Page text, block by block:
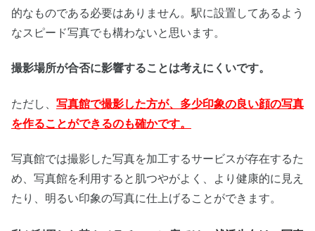
的なものである必要はありません。駅に設置してあるよう
なスピード写真でも構わないと思います。
撮影場所が合否に影響することは考えにくいです。
ただし、 写真館で撮影した方が、多少印象の良い顔の写真
を作ることができるのも確かです。
写真館では撮影した写真を加工するサービスが存在するた
め、写真館を利用すると肌つやがよく、より健康的に見え
たり、明るい印象の写真に仕上げることができます。